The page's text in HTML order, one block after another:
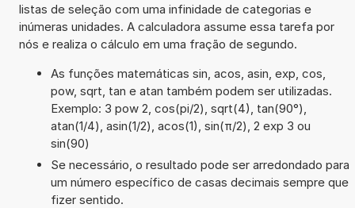
listas de seleção com uma infinidade de categorias e
inúmeras unidades. A calculadora assume essa tarefa por
nós e realiza o cálculo em uma fração de segundo.
As funções matemáticas sin, acos, asin, exp, cos,
pow, sqrt, tan e atan também podem ser utilizadas.
Exemplo: 3 pow 2, cos(pi/2), sqrt(4), tan(90°),
atan(1/4), asin(1/2), acos(1), sin(π/2), 2 exp 3 ou
sin(90)
Se necessário, o resultado pode ser arredondado para
um número específico de casas decimais sempre que
fizer sentido.